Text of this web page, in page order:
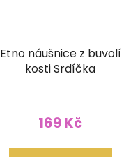
Etno náušnice z buvolí
kosti Srdíčka
169 Kč